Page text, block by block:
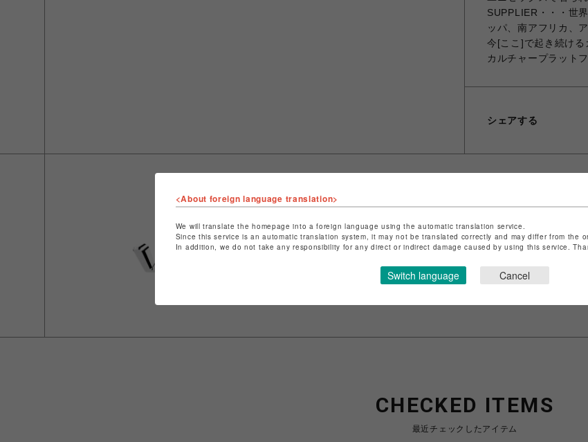
SUPPLIER・・・世
ッパ、南アフリカ、
今[ここ]で起き続ける
カルチャープラットフ
シェアする
ショップ名
LHP
店舗名
名古屋PARCO
特定商取引法など法令に基づく表記は
こちら
CHECKED ITEMS
最近チェックしたアイテム
<About foreign language translation>
We will translate the homepage into a foreign language using the automatic translation service.
Since this service is an automatic translation system, it may not be translated correctly and may differ from the
In addition, we do not take any responsibility for any direct or indirect damage caused by using this service.
Switch language Cancel